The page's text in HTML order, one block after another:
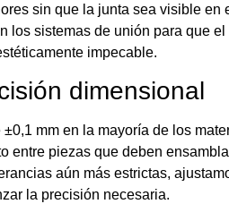
sin que la junta sea visible en
los sistemas de unión para que
impecable.
dimensional
mm en la mayoría de los
entre piezas que deben
aún más estrictas,
la precisión necesaria.